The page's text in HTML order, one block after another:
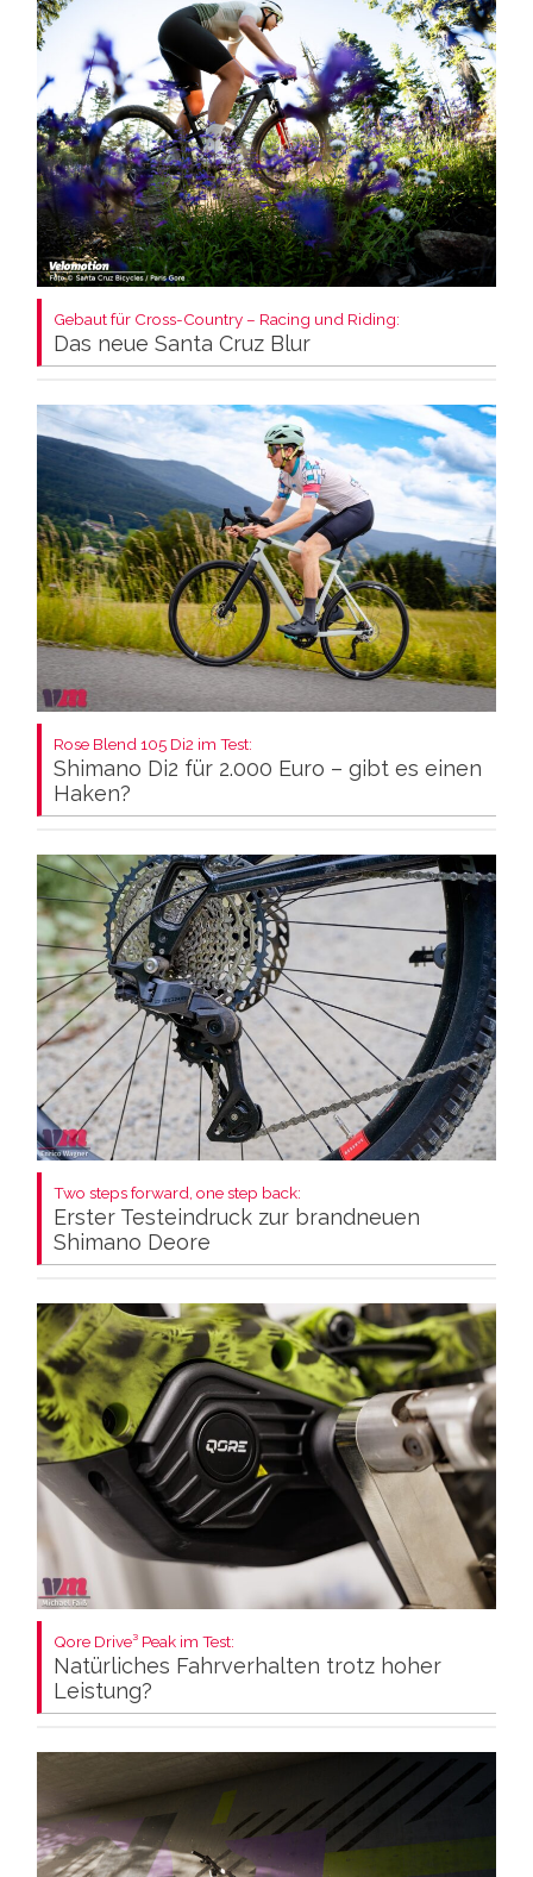
Gebaut für Cross-Country – Racing und Riding:
Das neue Santa Cruz Blur
Rose Blend 105 Di2 im Test:
Shimano Di2 für 2.000 Euro – gibt es einen
Haken?
Two steps forward, one step back:
Erster Testeindruck zur brandneuen
Shimano Deore
Qore Drive³ Peak im Test:
Natürliches Fahrverhalten trotz hoher
Leistung?